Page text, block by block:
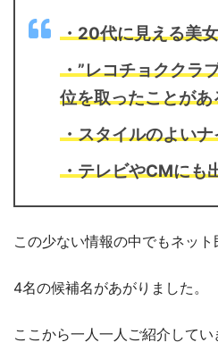
・20代に見える美女
・”レコチョククラ
位を取ったことがあ
・スタイルのよい
・テレビやCMにも
この少ない情報の中でもネット
4名の候補名があがりました。
ここから一人一人ご紹介してい